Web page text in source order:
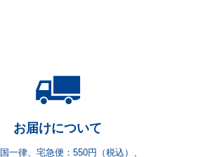
お届けについて
一律、宅急便：550円（税込）、